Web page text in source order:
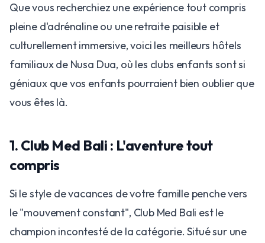
​Que vous recherchiez une expérience tout compris
pleine d'adrénaline ou une retraite paisible et
culturellement immersive, voici les meilleurs hôtels
familiaux de Nusa Dua, où les clubs enfants sont si
géniaux que vos enfants pourraient bien oublier que
vous êtes là.
​1. Club Med Bali : L'aventure tout
compris
​Si le style de vacances de votre famille penche vers
le "mouvement constant", Club Med Bali est le
champion incontesté de la catégorie. Situé sur une